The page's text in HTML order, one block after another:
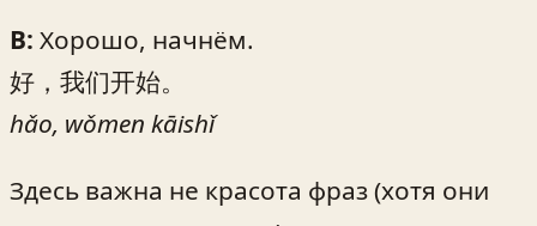
B: Хорошо, начнём.
好，我们开始。
hǎo, wǒmen kāishǐ
Здесь важна не красота фраз (хотя они